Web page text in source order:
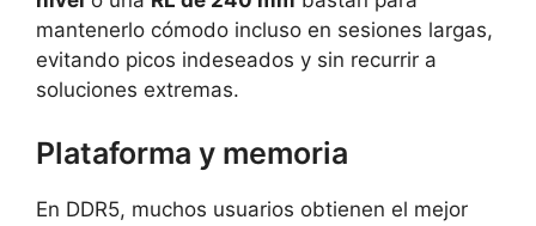
mantenerlo cómodo incluso en sesiones largas,
evitando picos indeseados y sin recurrir a
soluciones extremas.
Plataforma y memoria
En DDR5, muchos usuarios obtienen el mejor